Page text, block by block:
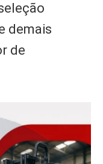
demais
de